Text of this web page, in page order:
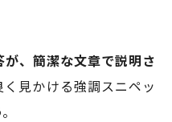
、簡潔な文章で説明さ
く見かける強調スニペッ